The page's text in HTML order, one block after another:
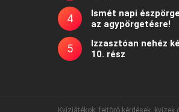
Ismét napi
az agypörgetésre!
Izzasztóan nehéz
10. rész
Kvízjátékok, fejtörő kérdések, kvízek